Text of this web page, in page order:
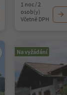
1 noc / 2
osob(y)
Včetně DPH
Na vyžádání